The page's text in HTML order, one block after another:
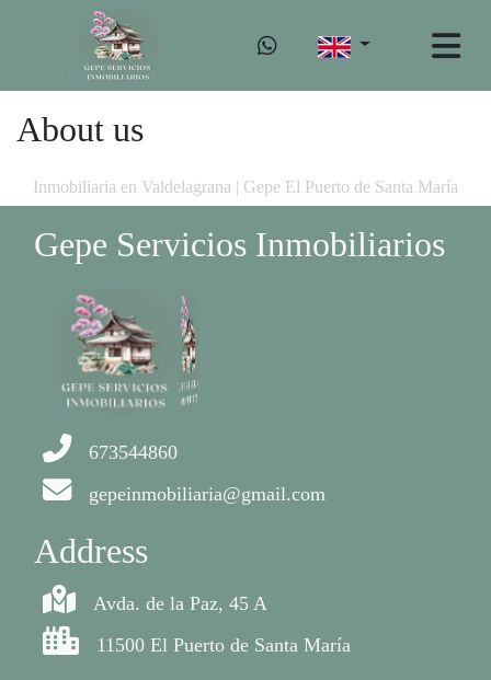
About us
Inmobiliaria en Valdelagrana | Gepe El Puerto de Santa María
Gepe Servicios Inmobiliarios
673544860
gepeinmobiliaria@gmail.com
Address
Avda. de la Paz, 45 A
11500 El Puerto de Santa María